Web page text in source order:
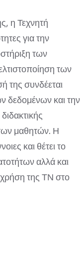
η Τεχνητή
για την
των
των
της συνδέεται
δεδομένων και την
μαθητών. Η
και θέτει το
αλλά και
της ΤΝ στο